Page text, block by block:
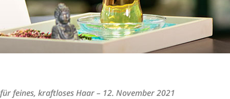
feines, kraftloses Haar– 12. November 2021